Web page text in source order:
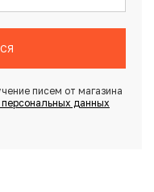
писем от магазина
данных